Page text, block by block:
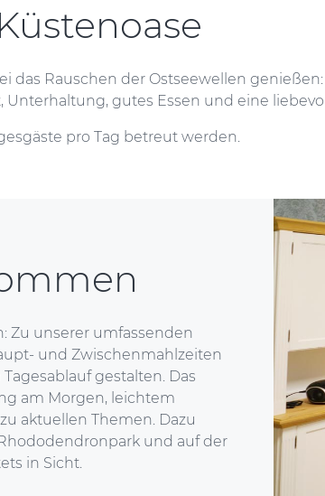
das Rauschen der Ostseewellen
Unterhaltung, gutes Essen und eine
pro Tag betreut werden.
Zu unserer umfassenden
und Zwischenmahlzeiten
gestalten. Das
am Morgen, leichtem
aktuellen Themen. Dazu
und auf der
in Sicht.